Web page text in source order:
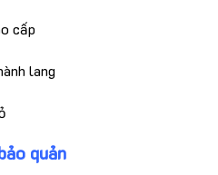
cấp
lang
quản